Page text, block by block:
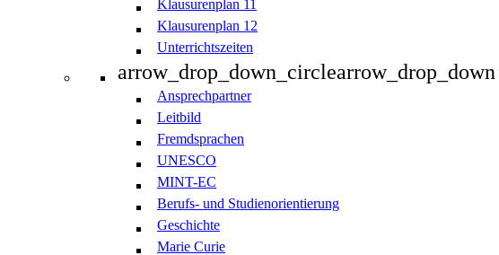
Klausurenplan 11
Klausurenplan 12
Unterrichtszeiten
arrow_drop_down_circlearrow_drop_down
Ansprechpartner
Leitbild
Fremdsprachen
UNESCO
MINT-EC
Berufs- und Studienorientierung
Geschichte
Marie Curie